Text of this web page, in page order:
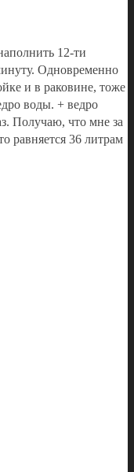
12-ти
Одновременно
и в раковине, тоже
воды. + ведро
Получаю, что мне за
равняется 36 литрам